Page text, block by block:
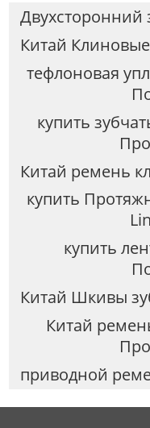
Двухсторонний
Китай
тефлоновая
купить
Китай ремень
купить
купить
Китай Шкивы
Китай
приводной